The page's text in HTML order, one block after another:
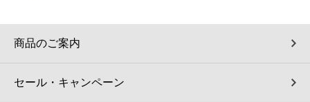
商品のご案内
セール・キャンペーン